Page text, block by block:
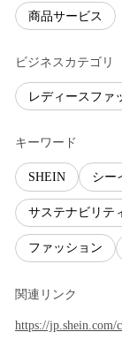
商品サービス
ビジネスカテゴリ
レディースファ
キーワード
SHEIN シー
サステナビリテ
ファッション
関連リンク
https://jp.shein.com/